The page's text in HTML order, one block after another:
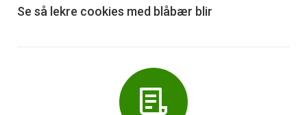
6
Se så lekre cookies med blåbær blir